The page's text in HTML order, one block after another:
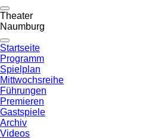
Theater
Naumburg
Startseite
Programm
Spielplan
Mittwochsreihe
Führungen
Premieren
Gastspiele
Archiv
Videos